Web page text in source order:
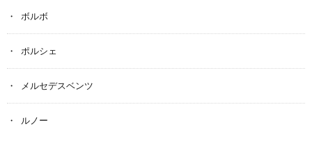
ボルボ
ポルシェ
メルセデスベンツ
ルノー